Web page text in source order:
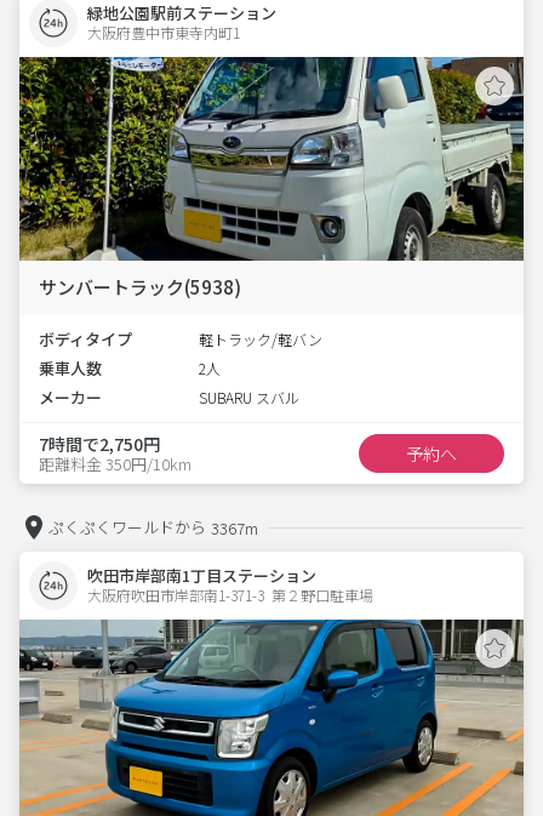
緑地公園駅前ステーション
大阪府豊中市東寺内町1
サンバートラック(5938)
ボディタイプ 軽トラック/軽バン
乗車人数 2人
メーカー SUBARU スバル
7時間で2,750円
距離料金 350円/10km 予約へ
ぷくぷくワールドから 3367m
吹田市岸部南1丁目ステーション
大阪府吹田市岸部南1-371-3  第２野口駐車場